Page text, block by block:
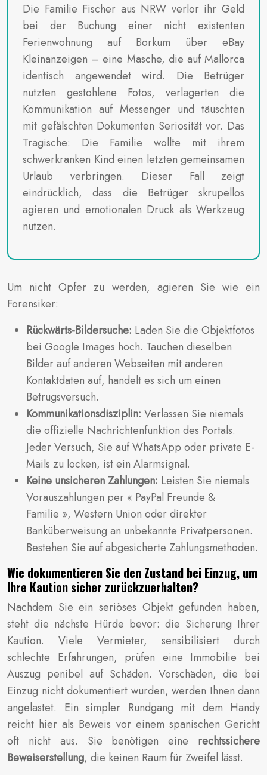
Die Familie Fischer aus NRW verlor ihr Geld
bei der Buchung einer nicht existenten
Ferienwohnung auf Borkum über eBay
Kleinanzeigen – eine Masche, die auf Mallorca
identisch angewendet wird. Die Betrüger
nutzten gestohlene Fotos, verlagerten die
Kommunikation auf Messenger und täuschten
mit gefälschten Dokumenten Seriosität vor. Das
Tragische: Die Familie wollte mit ihrem
schwerkranken Kind einen letzten gemeinsamen
Urlaub verbringen. Dieser Fall zeigt
eindrücklich, dass die Betrüger skrupellos
agieren und emotionalen Druck als Werkzeug
nutzen.
Um nicht Opfer zu werden, agieren Sie wie ein
Forensiker:
Rückwärts-Bildersuche: Laden Sie die Objektfotos
bei Google Images hoch. Tauchen dieselben
Bilder auf anderen Webseiten mit anderen
Kontaktdaten auf, handelt es sich um einen
Betrugsversuch.
Kommunikationsdisziplin: Verlassen Sie niemals
die offizielle Nachrichtenfunktion des Portals.
Jeder Versuch, Sie auf WhatsApp oder private E-
Mails zu locken, ist ein Alarmsignal.
Keine unsicheren Zahlungen: Leisten Sie niemals
Vorauszahlungen per « PayPal Freunde &
Familie », Western Union oder direkter
Banküberweisung an unbekannte Privatpersonen.
Bestehen Sie auf abgesicherte Zahlungsmethoden.
Wie dokumentieren Sie den Zustand bei Einzug, um
Ihre Kaution sicher zurückzuerhalten?
Nachdem Sie ein seriöses Objekt gefunden haben,
steht die nächste Hürde bevor: die Sicherung Ihrer
Kaution. Viele Vermieter, sensibilisiert durch
schlechte Erfahrungen, prüfen eine Immobilie bei
Auszug penibel auf Schäden. Vorschäden, die bei
Einzug nicht dokumentiert wurden, werden Ihnen dann
angelastet. Ein simpler Rundgang mit dem Handy
reicht hier als Beweis vor einem spanischen Gericht
oft nicht aus. Sie benötigen eine rechtssichere
Beweiserstellung, die keinen Raum für Zweifel lässt.